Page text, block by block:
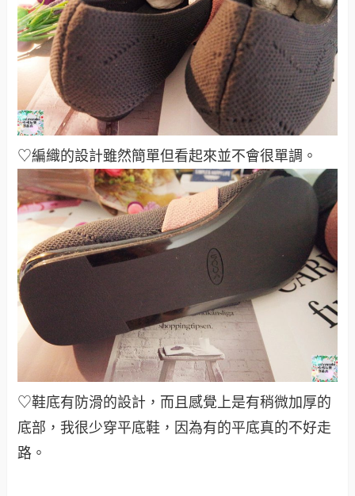
♡編織的設計雖然簡單但看起來並不會很單調 。
♡鞋底有防滑的設計，而且感覺上是有稍微加厚的
底部，我很少穿平底鞋，因為有的平底真的不好走
路 。